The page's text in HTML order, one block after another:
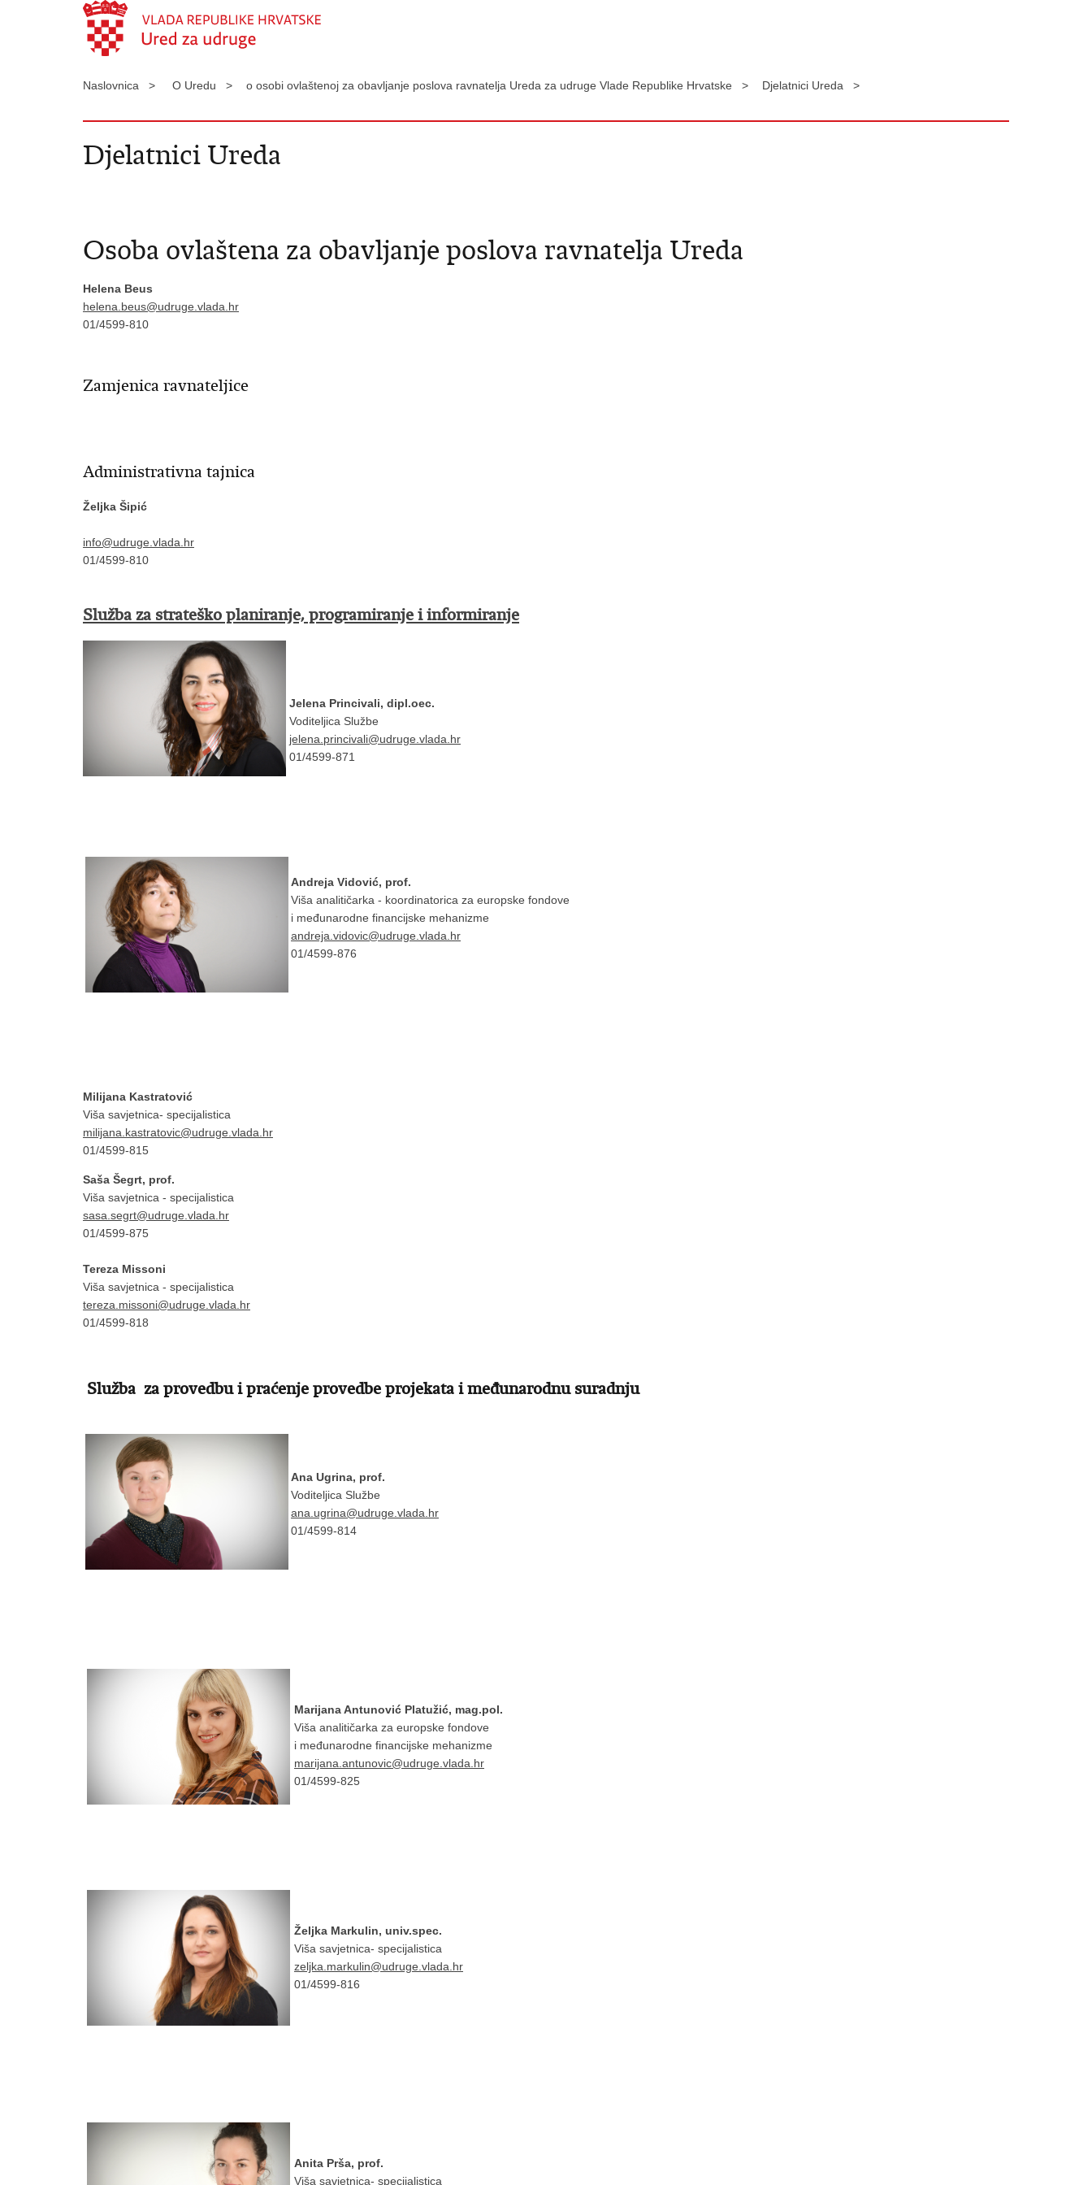
Naslovnica > O Uredu > o osobi ovlaštenoj za obavljanje poslova ravnatelja Ureda za udruge Vlade Republike Hrvatske > Djelatnici Ureda >
Djelatnici Ureda
Osoba ovlaštena za obavljanje poslova ravnatelja Ureda
Helena Beus
helena.beus@udruge.vlada.hr
01/4599-810
Zamjenica ravnateljice
Administrativna tajnica
Željka Šipić
info@udruge.vlada.hr
01/4599-810
Služba za strateško planiranje, programiranje i informiranje
Jelena Princivali, dipl.oec.
Voditeljica Službe
jelena.princivali@udruge.vlada.hr
01/4599-871
Andreja Vidović, prof.
Viša analitičarka - koordinatorica za europske fondove
i međunarodne financijske mehanizme
andreja.vidovic@udruge.vlada.hr
01/4599-876
Milijana Kastratović
Viša savjetnica- specijalistica
milijana.kastratovic@udruge.vlada.hr
01/4599-815
Saša Šegrt, prof.
Viša savjetnica - specijalistica
sasa.segrt@udruge.vlada.hr
01/4599-875
Tereza Missoni
Viša savjetnica - specijalistica
tereza.missoni@udruge.vlada.hr
01/4599-818
Služba za provedbu i praćenje provedbe projekata i međunarodnu suradnju
Ana Ugrina, prof.
Voditeljica Službe
ana.ugrina@udruge.vlada.hr
01/4599-814
Marijana Antunović Platužić, mag.pol.
Viša analitičarka za europske fondove
i međunarodne financijske mehanizme
marijana.antunovic@udruge.vlada.hr
01/4599-825
Željka Markulin, univ.spec.
Viša savjetnica- specijalistica
zeljka.markulin@udruge.vlada.hr
01/4599-816
Anita Prša, prof.
Viša savjetnica- specijalistica